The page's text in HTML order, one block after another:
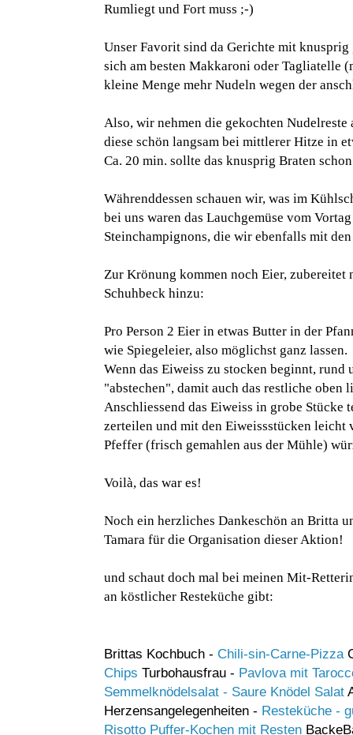
Rumliegt und Fort muss ;-)
Unser Favorit sind da Gerichte mit
sich am besten Makkaroni oder Tagliatelle
kleine Menge mehr Nudeln wegen der
Also, wir nehmen die gekochten
diese schön langsam bei mittlerer Hitze in
Ca. 20 min. sollte das knusprig Braten
Währenddessen schauen wir, was im
bei uns waren das Lauchgemüse vom
Steinchampignons, die wir ebenfalls mit
Zur Krönung kommen noch Eier, zubereitet
Schuhbeck hinzu:
Pro Person 2 Eier in etwas Butter in der
wie Spiegeleier, also möglichst ganz lassen.
Wenn das Eiweiss zu stocken beginnt,
"abstechen", damit auch das restliche oben
Anschliessend das Eiweiss in grobe Stücke
zerteilen und mit den Eiweissstücken leicht
Pfeffer (frisch gemahlen aus der Mühle)
Voilà, das war es!
Noch ein herzliches Dankeschön an Britta
Tamara für die Organisation dieser Aktion!
und schaut doch mal bei meinen Mit-
an köstlicher Resteküche gibt:
Brittas Kochbuch - Chili-sin-Carne-Pizza
Chips Turbohausfrau - Pavlova mit
Semmelknödelsalat - Saure Knödel Salat
Herzensangelegenheiten - Resteküche -
Risotto Puffer-Kochen mit Resten